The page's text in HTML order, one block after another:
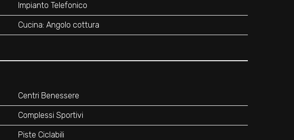
Impianto Telefonico
Cucina: Angolo cottura
Centri Benessere
Complessi Sportivi
Piste Ciclabili